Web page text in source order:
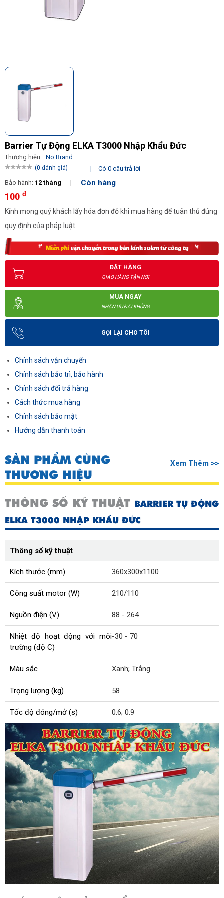
Barrier Tự Động ELKA T3000 Nhập Khẩu Đức
Thương hiệu: No Brand
(0 đánh giá) |
Có 0 câu trả lời
Bảo hành: 12 tháng | Còn hàng
100 đ
Kính mong quý khách lấy hóa đơn đỏ khi mua hàng để tuân thủ đúng
quy định của pháp luật
ĐẶT HÀNG
GIAO HÀNG TẬN NƠI
MUA NGAY
NHẬN ƯU ĐÃI KHỦNG
GỌI LẠI CHO TÔI
Chính sách vận chuyển
Chính sách bảo trì, bảo hành
Chính sách đổi trả hàng
Cách thức mua hàng
Chính sách bảo mật
Hướng dẫn thanh toán
SẢN PHẨM CÙNG
THƯƠNG HIỆU
Xem Thêm >>
THÔNG SỐ KỸ THUẬT BARRIER TỰ ĐỘNG
ELKA T3000 NHẬP KHẨU ĐỨC
Thông số kỹ thuật
Kích thước (mm) 360x300x1100
Công suất motor (W) 210/110
Nguồn điện (V) 88 - 264
Nhiệt độ hoạt động với môi
trường (độ C)
-30 - 70
Màu sắc Xanh; Trắng
Trọng lượng (kg) 58
Tốc độ đóng/mở (s) 0.6; 0.9